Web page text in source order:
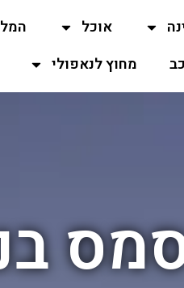
אוכל
מחוץ לנאפולי